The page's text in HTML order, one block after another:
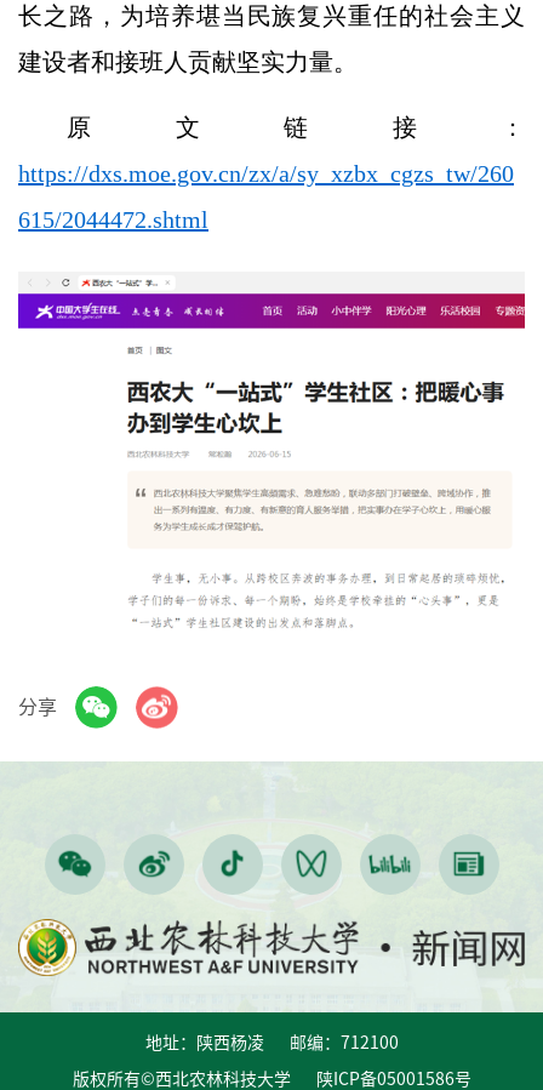
长之路，为培养堪当民族复兴重任的社会主义
建设者和接班人贡献坚实力量。
原文链接：
https://dxs.moe.gov.cn/zx/a/sy_xzbx_cgzs_tw/260
615/2044472.shtml
分享
地址：陕西杨凌 邮编：712100
版权所有©西北农林科技大学 陕ICP备05001586号